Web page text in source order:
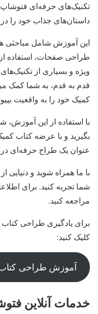
تکنیک‌های حرفه‌ای
داستان‌های جذاب خود را
این آموزش شامل
طراحی صفحات، استفاده از
ویژه و بسیاری از
قدم به قدم، به شما کمک
کمیک خود را به واقعیت
با استفاده از این آموزش،
بگیرید و با عرضه کتاب
عنوان یک طراح حرفه‌ای
با ما همراه شوید و دنیایی
شما تجربه کنید. برای
مراجعه کنید.
برای یادگیری طراحی
کلیک کنید:
آموزش طراحی
خدمات آنلاین